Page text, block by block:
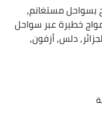
مستغانم,
خطيرة عبر سواحل
دلس, أزفون,